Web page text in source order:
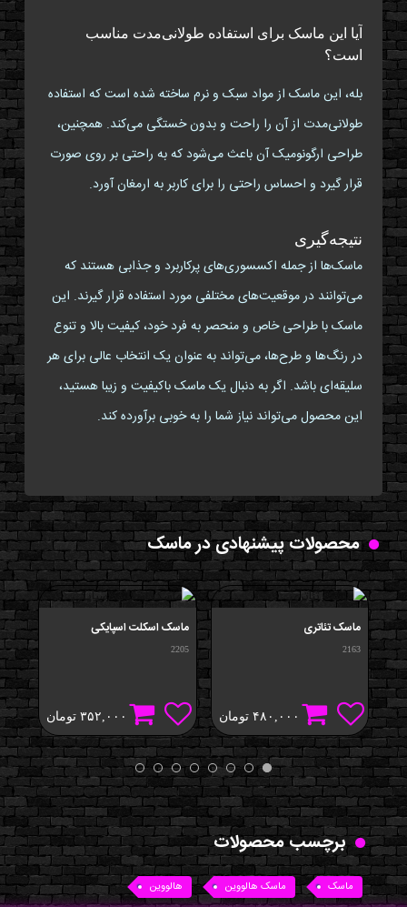
آیا این ماسک برای استفاده طولانی‌مدت مناسب
است؟
بله، این ماسک از مواد سبک و نرم ساخته شده است که استفاده
طولانی‌مدت از آن را راحت و بدون خستگی می‌کند. همچنین،
طراحی ارگونومیک آن باعث می‌شود که به راحتی بر روی صورت
قرار گیرد و احساس راحتی را برای کاربر به ارمغان آورد.
نتیجه‌گیری
ماسک‌ها از جمله اکسسوری‌های پرکاربرد و جذابی هستند که
می‌توانند در موقعیت‌های مختلفی مورد استفاده قرار گیرند. این
ماسک با طراحی خاص و منحصر به فرد خود، کیفیت بالا و تنوع
در رنگ‌ها و طرح‌ها، می‌تواند به عنوان یک انتخاب عالی برای هر
سلیقه‌ای باشد. اگر به دنبال یک ماسک باکیفیت و زیبا هستید،
این محصول می‌تواند نیاز شما را به خوبی برآورده کند.
محصولات پیشنهادی در ماسک
ماسک تئاتری
2163
۴۸۰,۰۰۰ تومان
ماسک اسکلت اسپایکی
2205
۳۵۲,۰۰۰ تومان
برچسب محصولات
ماسک ماسک هالووین هالووین